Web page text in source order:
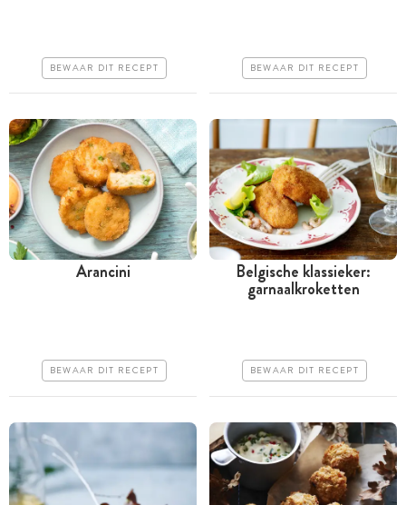
BEWAAR DIT RECEPT BEWAAR DIT RECEPT
Arancini
BEWAAR DIT RECEPT
Tussen 30 minuten en 1
Belgische klassieker:
garnaalkroketten
BEWAAR DIT RECEPT